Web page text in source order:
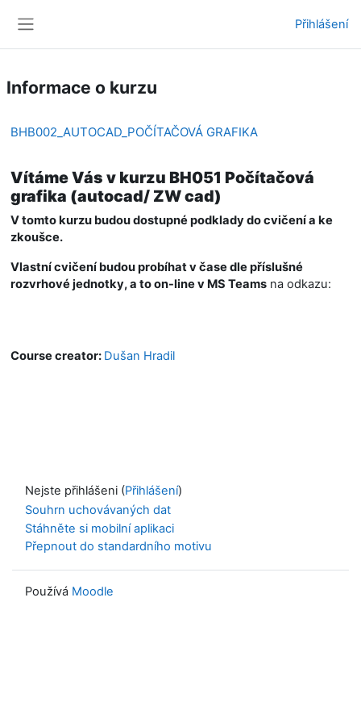
Přihlášení
Informace o kurzu
BHB002_AUTOCAD_POČÍTAČOVÁ GRAFIKA
Vítáme Vás v kurzu BH051 Počítačová
grafika (autocad/ ZW cad)
V tomto kurzu budou dostupné podklady do cvičení a ke
zkoušce.
Vlastní cvičení budou probíhat v čase dle příslušné
rozvrhové jednotky, a to on-line v MS Teams na odkazu:
Course creator: Dušan Hradil
Nejste přihlášeni (Přihlášení)
Souhrn uchovávaných dat
Stáhněte si mobilní aplikaci
Přepnout do standardního motivu
Používá Moodle